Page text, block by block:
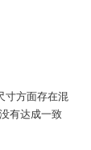
寸方面存在混
有达成一致